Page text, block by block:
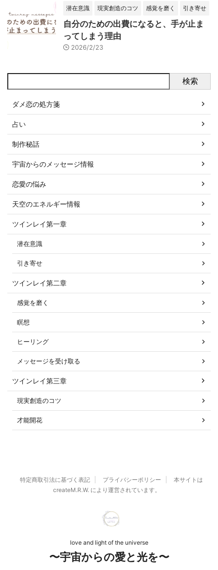
潜在意識 現実創造のコツ 感覚を磨く 引き寄せ
自分のための出費になると、手が止ま
ってしまう理由
2026/2/23
検索
ダメ恋の処方箋
占い
制作秘話
宇宙からのメッセージ情報
恋愛の悩み
天空のエネルギー情報
ツインレイ第一章
潜在意識
引き寄せ
ツインレイ第二章
感覚を磨く
瞑想
ヒーリング
メッセージを受け取る
ツインレイ第三章
現実創造のコツ
才能開花
特定商取引法に基づく表記 プライバシーポリシー
本サイトは
createM.R.W. により運営されています。
love and light of the universe
〜宇宙からの愛と光を〜